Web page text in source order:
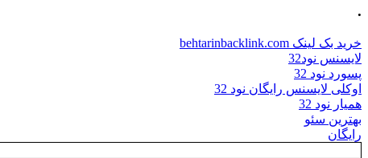
.
خرید بک لینک behtarinbacklink.com
لایسنس نود32
پسورد نود 32
اوکلی لایسنس رایگان نود 32
همیار نود 32
بهترین سئو
رایگان